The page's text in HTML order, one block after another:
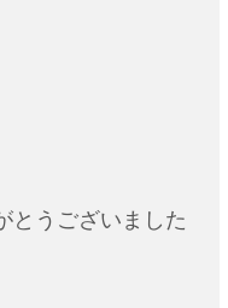
とうございました